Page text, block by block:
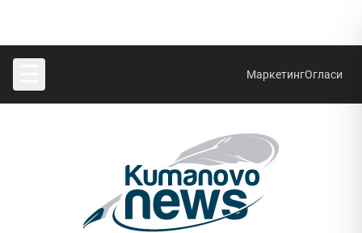
МаркетингОгласи